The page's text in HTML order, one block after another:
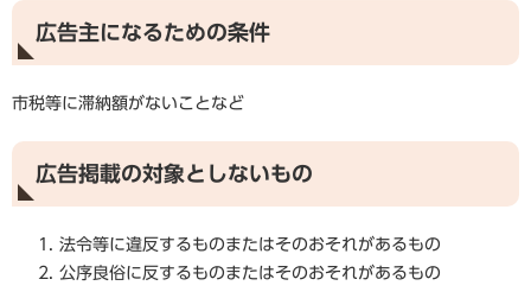
広告主になるための条件
市税等に滞納額がないことなど
広告掲載の対象としないもの
法令等に違反するものまたはそのおそれがあるもの
公序良俗に反するものまたはそのおそれがあるもの